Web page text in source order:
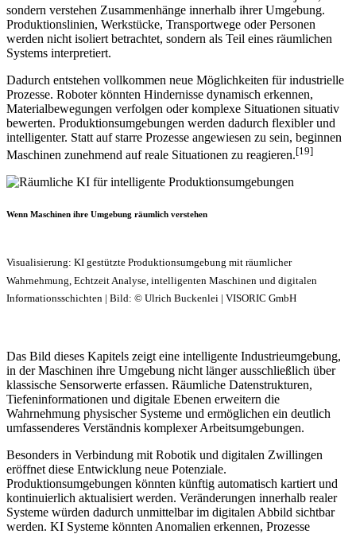
sondern verstehen Zusammenhänge innerhalb ihrer Umgebung.
Produktionslinien, Werkstücke, Transportwege oder Personen
werden nicht isoliert betrachtet, sondern als Teil eines räumlichen
Systems interpretiert.
Dadurch entstehen vollkommen neue Möglichkeiten für industrielle
Prozesse. Roboter könnten Hindernisse dynamisch erkennen,
Materialbewegungen verfolgen oder komplexe Situationen situativ
bewerten. Produktionsumgebungen werden dadurch flexibler und
intelligenter. Statt auf starre Prozesse angewiesen zu sein, beginnen
Maschinen zunehmend auf reale Situationen zu reagieren.[19]
Wenn Maschinen ihre Umgebung räumlich verstehen
Visualisierung: KI gestützte Produktionsumgebung mit räumlicher
Wahrnehmung, Echtzeit Analyse, intelligenten Maschinen und digitalen
Informationsschichten | Bild: © Ulrich Buckenlei | VISORIC GmbH
Das Bild dieses Kapitels zeigt eine intelligente Industrieumgebung,
in der Maschinen ihre Umgebung nicht länger ausschließlich über
klassische Sensorwerte erfassen. Räumliche Datenstrukturen,
Tiefeninformationen und digitale Ebenen erweitern die
Wahrnehmung physischer Systeme und ermöglichen ein deutlich
umfassenderes Verständnis komplexer Arbeitsumgebungen.
Besonders in Verbindung mit Robotik und digitalen Zwillingen
eröffnet diese Entwicklung neue Potenziale.
Produktionsumgebungen könnten künftig automatisch kartiert und
kontinuierlich aktualisiert werden. Veränderungen innerhalb realer
Systeme würden dadurch unmittelbar im digitalen Abbild sichtbar
werden. KI Systeme könnten Anomalien erkennen, Prozesse